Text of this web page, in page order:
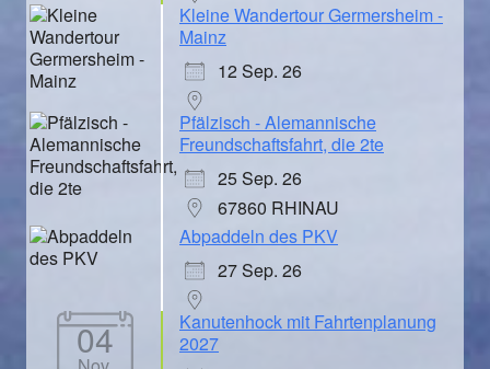
Kleine Wandertour Germersheim -
Mainz
12 Sep. 26
Pfälzisch - Alemannische
Freundschaftsfahrt, die 2te
25 Sep. 26
67860 RHINAU
Abpaddeln des PKV
27 Sep. 26
04
Kanutenhock mit Fahrtenplanung
2027